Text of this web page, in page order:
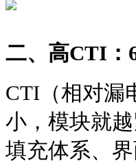
二、高CTI
CTI（相对漏
小，模块就
填充体系、